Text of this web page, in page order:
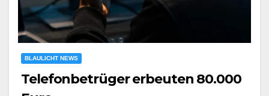
BLAULICHT NEWS
Telefonbetrüger erbeuten 80.000